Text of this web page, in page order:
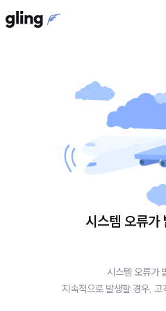
시스템 오류가
시스템 오류가
지속적으로 발생할 경우,